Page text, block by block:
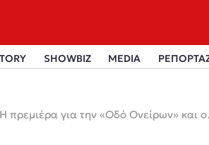
SHOWBIZ MEDIA
πρεμιέρα για την «Οδό Ονείρων» και